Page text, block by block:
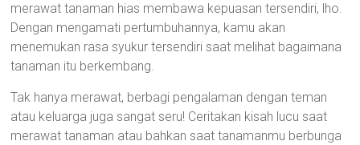
merawat tanaman hias membawa kepuasan tersendiri, lho.
Dengan mengamati pertumbuhannya, kamu akan
menemukan rasa syukur tersendiri saat melihat bagaimana
tanaman itu berkembang.
Tak hanya merawat, berbagi pengalaman dengan teman
atau keluarga juga sangat seru! Ceritakan kisah lucu saat
merawat tanaman atau bahkan saat tanamanmu berbunga